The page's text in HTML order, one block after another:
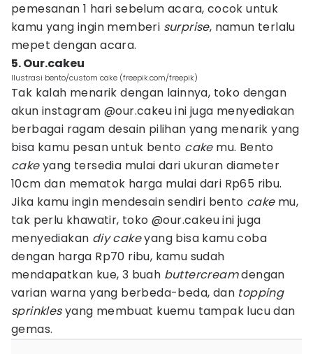
pemesanan 1 hari sebelum acara, cocok untuk
kamu yang ingin memberi surprise, namun terlalu
mepet dengan acara.
5. Our.cakeu
Ilustrasi bento/custom cake (freepik.com/freepik)
Tak kalah menarik dengan lainnya, toko dengan
akun instagram @our.cakeu ini juga menyediakan
berbagai ragam desain pilihan yang menarik yang
bisa kamu pesan untuk bento cakemu. Bento
cakeyang tersedia mulai dari ukuran diameter
10cm dan mematok harga mulai dari Rp65 ribu.
Jika kamu ingin mendesain sendiri bento cake mu,
tak perlu khawatir, toko @our.cakeu ini juga
menyediakan diy cakeyang bisa kamu coba
dengan harga Rp70 ribu, kamu sudah
mendapatkan kue, 3 buah buttercreamdengan
varian warna yang berbeda-beda, dan topping
sprinklesyang membuat kuemu tampak lucu dan
gemas.